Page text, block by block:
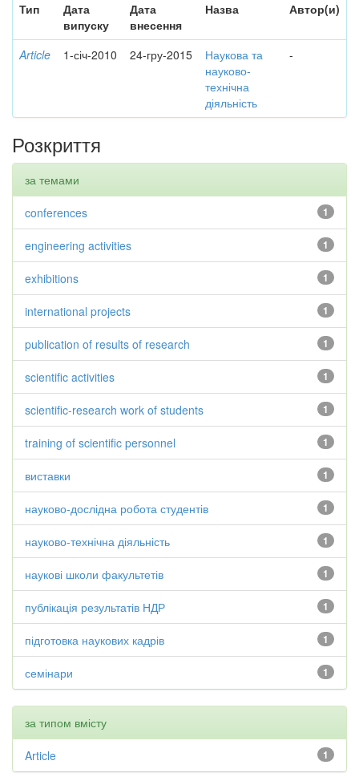
Тип
Дата
випуску
Дата
внесення
Назва Автор(и)
Article 1-січ-2010 24-гру-2015
Наукова та
науково-
технічна
діяльність
-
Розкриття
за темами
1
conferences
1
engineering activities
1
exhibitions
1
international projects
1
publication of results of research
1
scientific activities
1
scientific-research work of students
1
training of scientific personnel
1
виставки
1
науково-дослідна робота студентів
1
науково-технічна діяльність
1
наукові школи факультетів
1
публікація результатів НДР
1
підготовка наукових кадрів
1
семінари
за типом вмісту
1
Article